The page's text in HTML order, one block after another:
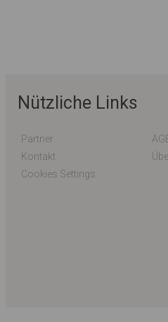
Nützliche Links
Partner
Kontakt
Cookies Settings